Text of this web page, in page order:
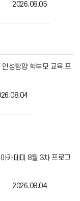
2026.08.05
성함양 학부모 교육 프
카데미 8월 3차 프로그
2026.08.04